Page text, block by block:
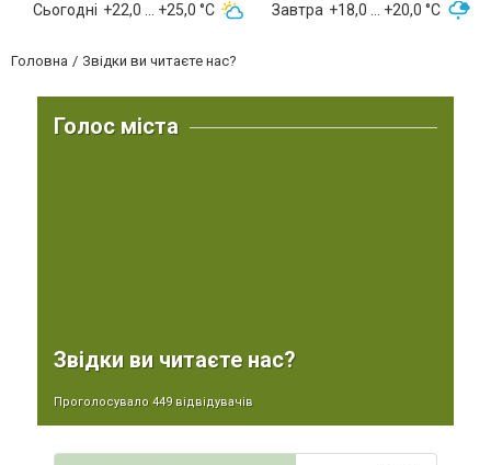
Сьогодні +22,0 ... +25,0 °С Завтра +18,0 ... +20,0 °С
Головна Звідки ви читаєте нас?
Голос міста
Звідки ви читаєте нас?
Проголосувало 449 відвідувачів